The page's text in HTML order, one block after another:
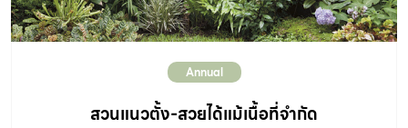
Annual
สวนแนวตั้ง-สวยได้แม้เนื้อที่จำกัด